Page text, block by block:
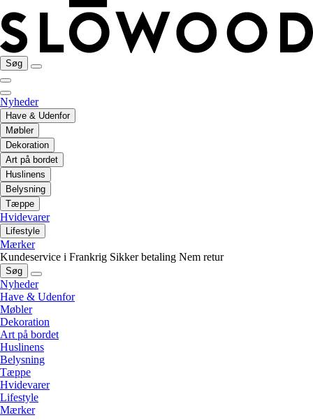
Søg
Nyheder
Have & Udenfor
Møbler
Dekoration
Art på bordet
Huslinens
Belysning
Tæppe
Hvidevarer
Lifestyle
Mærker
Kundeservice i Frankrig Sikker betaling Nem retur
Søg
Nyheder
Have & Udenfor
Møbler
Dekoration
Art på bordet
Huslinens
Belysning
Tæppe
Hvidevarer
Lifestyle
Mærker